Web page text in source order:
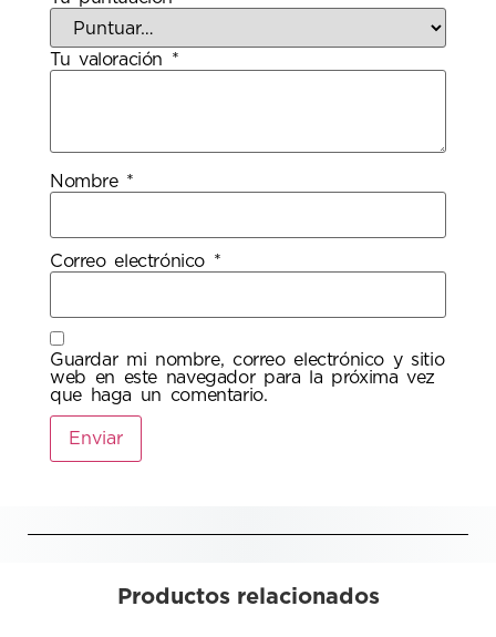
Tu valoración *
Nombre *
Correo electrónico *
Guardar mi nombre, correo electrónico y sitio
web en este navegador para la próxima vez
que haga un comentario.
Productos relacionados